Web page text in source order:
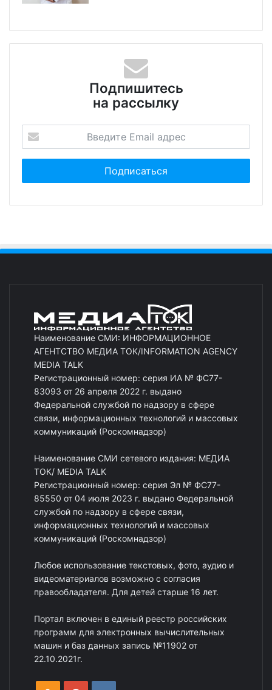
Подпишитесь
на рассылку
Наименование СМИ: ИНФОРМАЦИОННОЕ
АГЕНТСТВО МЕДИА ТОК/INFORMATION AGENCY
MEDIA TALK
Регистрационный номер: серия ИА № ФС77-
83093 от 26 апреля 2022 г. выдано
Федеральной службой по надзору в сфере
связи, информационных технологий и массовых
коммуникаций (Роскомнадзор)
Наименование СМИ сетевого издания: МЕДИА
ТОК/ MEDIA TALK
Регистрационный номер: серия Эл № ФС77-
85550 от 04 июля 2023 г. выдано Федеральной
службой по надзору в сфере связи,
информационных технологий и массовых
коммуникаций (Роскомнадзор)
Любое использование текстовых, фото, аудио и
видеоматериалов возможно с согласия
правообладателя. Для детей старше 16 лет.
Портал включен в единый реестр российских
программ для электронных вычислительных
машин и баз данных запись №11902 от
22.10.2021г.